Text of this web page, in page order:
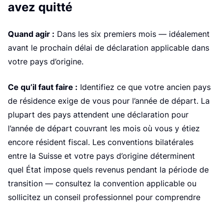
avez quitté
Quand agir : Dans les six premiers mois — idéalement
avant le prochain délai de déclaration applicable dans
votre pays d’origine.
Ce qu’il faut faire : Identifiez ce que votre ancien pays
de résidence exige de vous pour l’année de départ. La
plupart des pays attendent une déclaration pour
l’année de départ couvrant les mois où vous y étiez
encore résident fiscal. Les conventions bilatérales
entre la Suisse et votre pays d’origine déterminent
quel État impose quels revenus pendant la période de
transition — consultez la convention applicable ou
sollicitez un conseil professionnel pour comprendre